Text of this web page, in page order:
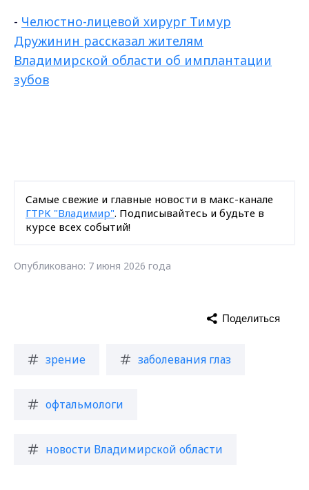
- Челюстно-лицевой хирург Тимур
Дружинин рассказал жителям
Владимирской области об имплантации
зубов
Самые свежие и главные новости в макс-канале
ГТРК "Владимир". Подписывайтесь и будьте в
курсе всех событий!
Опубликовано: 7 июня 2026 года
зрение заболевания глаз
офтальмологи
новости Владимирской области
Поделиться